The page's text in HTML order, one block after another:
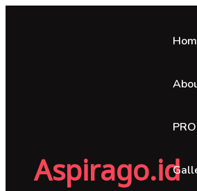
Aspirago.id